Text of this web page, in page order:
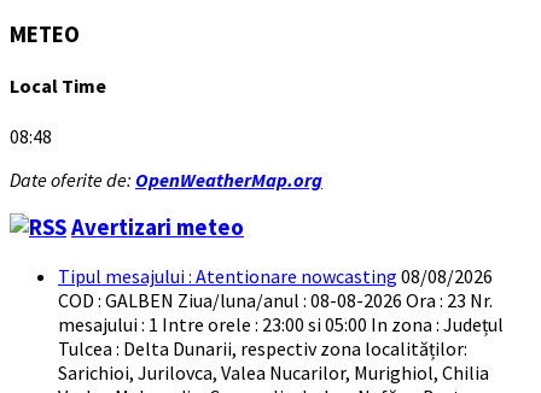
METEO
Local Time
08:48
Date oferite de: OpenWeatherMap.org
Avertizari meteo
Tipul mesajului : Atentionare nowcasting 08/08/2026
COD : GALBEN Ziua/luna/anul : 08-08-2026 Ora : 23 Nr.
mesajului : 1 Intre orele : 23:00 si 05:00 In zona : Județul
Tulcea : Delta Dunarii, respectiv zona localităților:
Sarichioi, Jurilovca, Valea Nucarilor, Murighiol, Chilia